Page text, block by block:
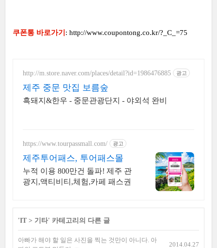
쿠폰통 바로가기 : http://www.coupontong.co.kr/?_C_=75
http://m.store.naver.com/places/detail?id=1986476885 광고
제주 중문 맛집 보름숲
흑돼지&한우 - 중문관광단지 - 야외석 완비
https://www.tourpassmall.com/ 광고
제주투어패스, 투어패스몰
누적 이용 800만건 돌파! 제주 관
광지,액티비티,체험,카페 패스권
'IT > 기타' 카테고리의 다른 글
아빠가 해야 할 일은 사진을 찍는 것만이 아니다. 아
2014.04.27